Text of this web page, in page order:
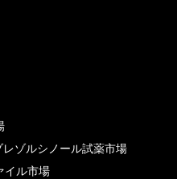
ゾルシノール試薬市場
イル市場